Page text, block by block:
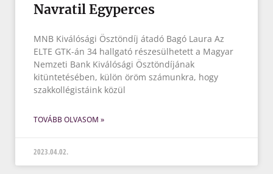
Navratil Egyperces
MNB Kiválósági Ösztöndíj átadó Bagó Laura Az
ELTE GTK-án 34 hallgató részesülhetett a Magyar
Nemzeti Bank Kiválósági Ösztöndíjának
kitüntetésében, külön öröm számunkra, hogy
szakkollégistáink közül
TOVÁBB OLVASOM »
2023.04.02.